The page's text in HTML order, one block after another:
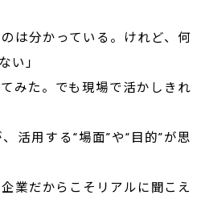
は分かっている。けれど、何
い」
みた。でも現場で活かしきれ
活用する“場面”や“目的”が思
業だからこそリアルに聞こえ